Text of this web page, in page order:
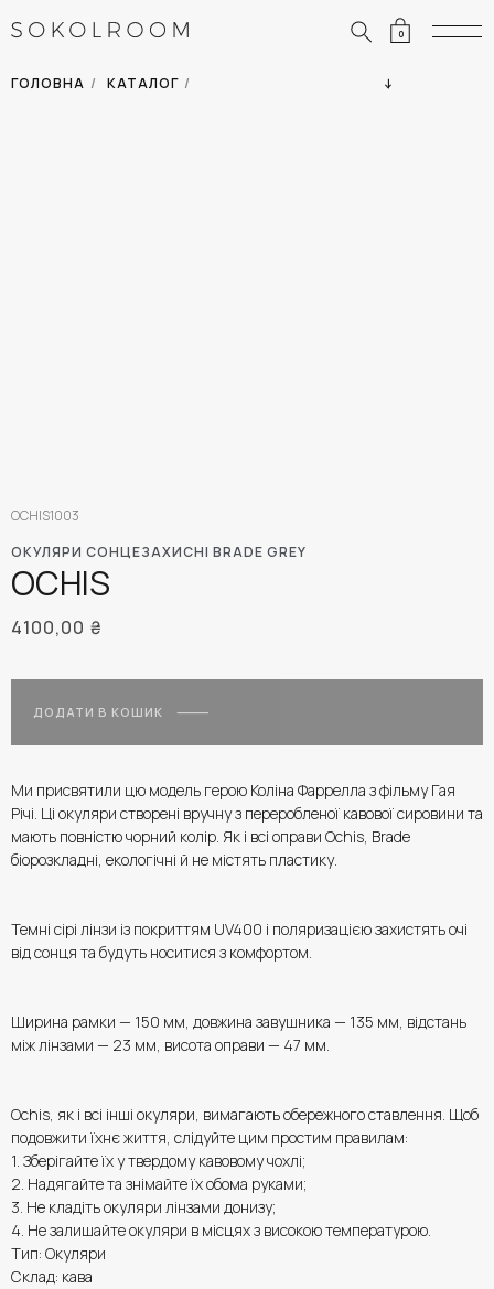
0
ГОЛОВНА / КАТАЛОГ /
ОКУЛЯРИ СОНЦЕЗАХИСНІ BRADE GREY
OCHIS
OCHIS1003
4100,00 ₴
ДОДАТИ В КОШИК
Ми присвятили цю модель герою Коліна Фаррелла з фільму Гая
Річі. Ці окуляри створені вручну з переробленої кавової сировини та
мають повністю чорний колір. Як і всі оправи Ochis, Brade
біорозкладні, екологічні й не містять пластику.
Темні сірі лінзи із покриттям UV400 і поляризацією захистять очі
від сонця та будуть носитися з комфортом.
Ширина рамки — 150 мм, довжина завушника — 135 мм, відстань
між лінзами — 23 мм, висота оправи — 47 мм.
Ochis, як і всі інші окуляри, вимагають обережного ставлення. Щоб
подовжити їхнє життя, слідуйте цим простим правилам:
1. Зберігайте їх у твердому кавовому чохлі;
2. Надягайте та знімайте їх обома руками;
3. Не кладіть окуляри лінзами донизу;
4. Не залишайте окуляри в місцях з високою температурою.
Тип: Окуляри
Склад: кава